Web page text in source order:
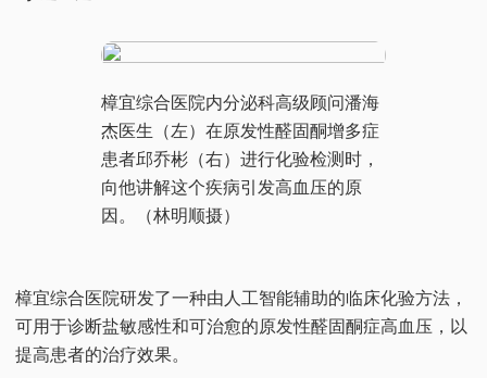
​樟宜综合医院内分泌科高级顾问潘海
杰医生（左）在原发性醛固酮增多症
患者邱乔彬（右）进行化验检测时，
向他讲解这个疾病引发高血压的原
因。（林明顺摄）
樟宜综合医院研发了一种由人工智能辅助的临床化验方法，
可用于诊断盐敏感性和可治愈的原发性醛固酮症高血压，以
提高患者的治疗效果。